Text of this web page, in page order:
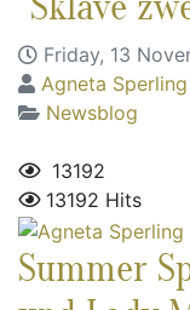
Friday, 13
Agneta Sperling
Newsblog
13192
13192 Hits
Summer